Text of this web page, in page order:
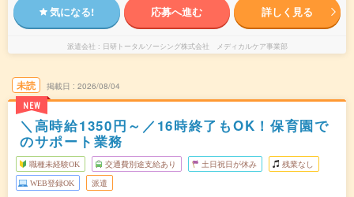
気になる! 応募へ進む 詳しく見る
派遣会社 日研トータルソーシング株式会社 メディカルケア事業部
未読
NEW
掲載日 2026/08/04
＼高時給1350円～／16時終了もOK！保育園で
のサポート業務
職種未経験OK 交通費別途支給あり 土日祝日が休み 残業なし
WEB登録OK 派遣